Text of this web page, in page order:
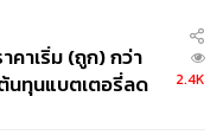
คาเริ่ม (ถูก) กว่า
นทุนแบตเตอรี่ลด
2.4K